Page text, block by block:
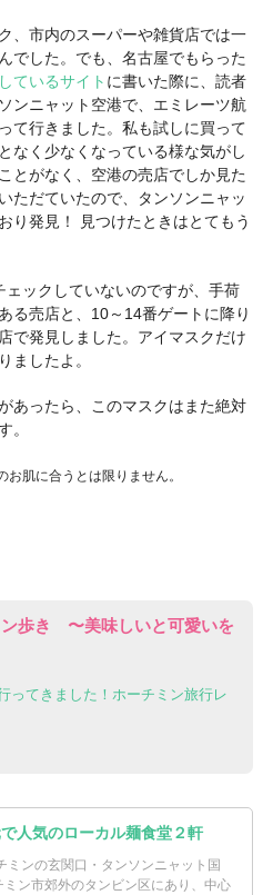
、市内のスーパーや雑貨店では一
でした。でも、名古屋でもらった
ているサイト に書いた際に、読者
ンニャット空港で、エミレーツ航
て行きました。私も試しに買って
なく少なくなっている様な気がし
とがなく、空港の売店でしか見た
ただていたので、タンソンニャッ
り発見！ 見つけたときはとてもう
ックしていないのですが、手荷
る売店と、10～14番ゲートに降り
で発見しました。アイマスクだけ
ましたよ。
あったら、このマスクはまた絶対
。
肌に合うとは限りません。
ン歩き 〜美味しいと可愛いを
ってきました！ホーチミン旅行レ
人気のローカル麺食堂２軒
ミンの玄関口・タンソンニャット国
ミン市郊外のタンビン区にあり、中心